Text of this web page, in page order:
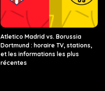
Atletico Madrid vs. Borussia
Dortmund : horaire TV, stations,
et les informations les plus
récentes